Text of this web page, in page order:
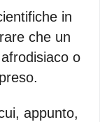
in
che un
o
appunto,